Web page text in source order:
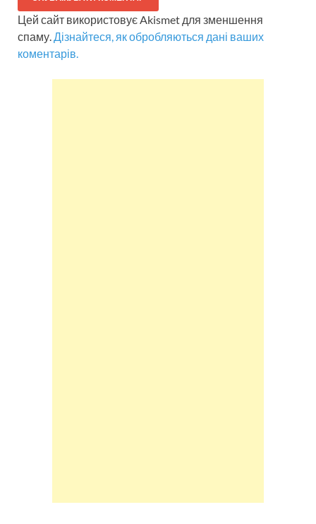
Цей сайт використовує Akismet для зменшення
спаму.Дізнайтеся, як обробляються дані ваших
коментарів.